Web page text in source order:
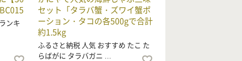
ンキ
セット「タラバ蟹・ズワイ蟹ポ
ーション・タコの各500gで合計
約1.5kg
ふるさと納税 人気 おすすめ たこ た
らばがに タラバガニ …